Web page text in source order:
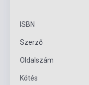
ISBN
Szerző
Oldalszám
Kötés